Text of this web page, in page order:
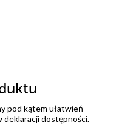
pod kątem ułatwień
deklaracji dostępności.